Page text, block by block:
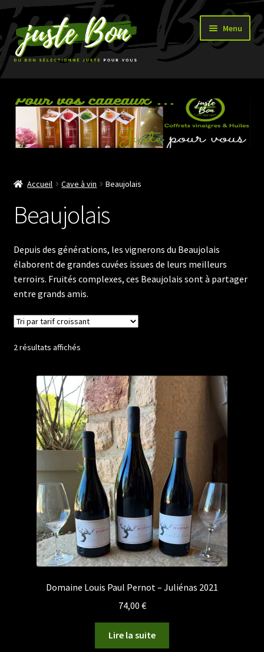
Aller
à
la
navigation
Aller
au
contenu
Menu
Accueil
Boutique
le
menu
Accueil Cave à vin Beaujolais
Beaujolais
Depuis des générations, les vignerons du Beaujolais
élaborent de grandes cuvées issues de leurs meilleurs
terroirs. Fruités complexes, ces Beaujolais sont à partager
entre grands amis.
2 résultats affichésTrié
croissant
Domaine Louis Paul Pernot – Juliénas 2021
74,00 €
Lire la suite